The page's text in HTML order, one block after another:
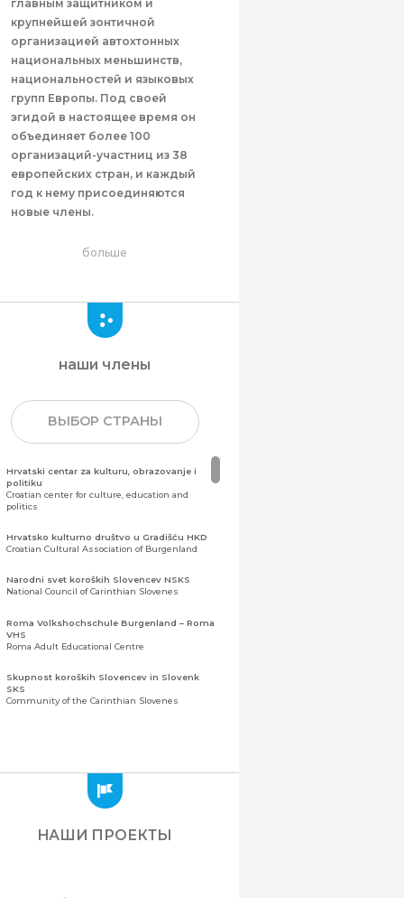
главным защитником и
крупнейшей зонтичной
организацией автохтонных
национальных меньшинств,
национальностей и языковых
групп Европы. Под своей
эгидой в настоящее время он
объединяет более 100
организаций-участниц из 38
европейских стран, и каждый
год к нему присоединяются
новые члены.
больше
наши члены
ВЫБОР СТРАНЫ
Hrvatski centar za kulturu, obrazovanje i
politiku
Croatian center for culture, education and
politics
Hrvatsko kulturno društvo u Gradišću HKD
Croatian Cultural Association of Burgenland
Narodni svet koroških Slovencev NSKS
National Council of Carinthian Slovenes
Roma Volkshochschule Burgenland – Roma
VHS
Roma Adult Educational Centre
Skupnost koroških Slovencev in Slovenk
SKS
Community of the Carinthian Slovenes
Zajednica Crnogoraca u Albaniji “ZCGA” -
ElbasanНАШИ ПРОЕКТЫ